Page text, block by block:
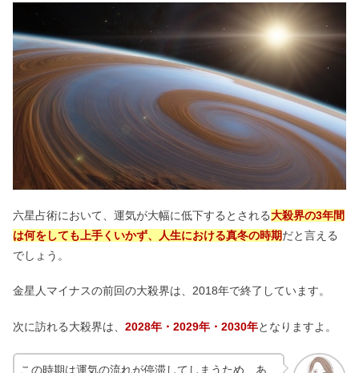
六星占術において、運気が大幅に低下するとされる大殺界の3年間
は何をしても上手くいかず、人生における真冬の時期だと言える
でしょう。
金星人マイナスの前回の大殺界は、2018年で終了しています。
次に訪れる大殺界は、 2028年・2029年・2030年となりますよ。
この時期は運気の流れが停滞してしまうため、あ